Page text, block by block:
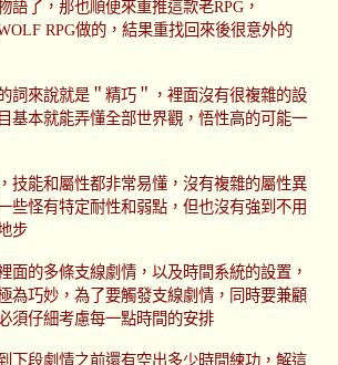
語了，那也順便來重推這款老RPG，
RPG做的，結果重找回來後很意外的
詞來說就是＂精巧＂，裡面沒有很複雜的設
基本就能弄懂全部世界觀，悟性高的可能一
技能和屬性都非常易懂，沒有複雜的屬性異
些怪有特定耐性和弱點，但也沒有強到不用
步
面的多條支線劇情，以及時間系統的設置，
為巧妙，為了要觸發支線劇情，同時要兼顧
須仔細考慮每一點時間的安排
下段劇情之前還有空出多少時間練功，解這